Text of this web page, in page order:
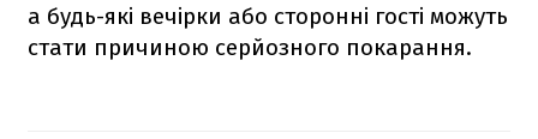
а будь-які вечірки або сторонні гості можуть
стати причиною серйозного покарання.